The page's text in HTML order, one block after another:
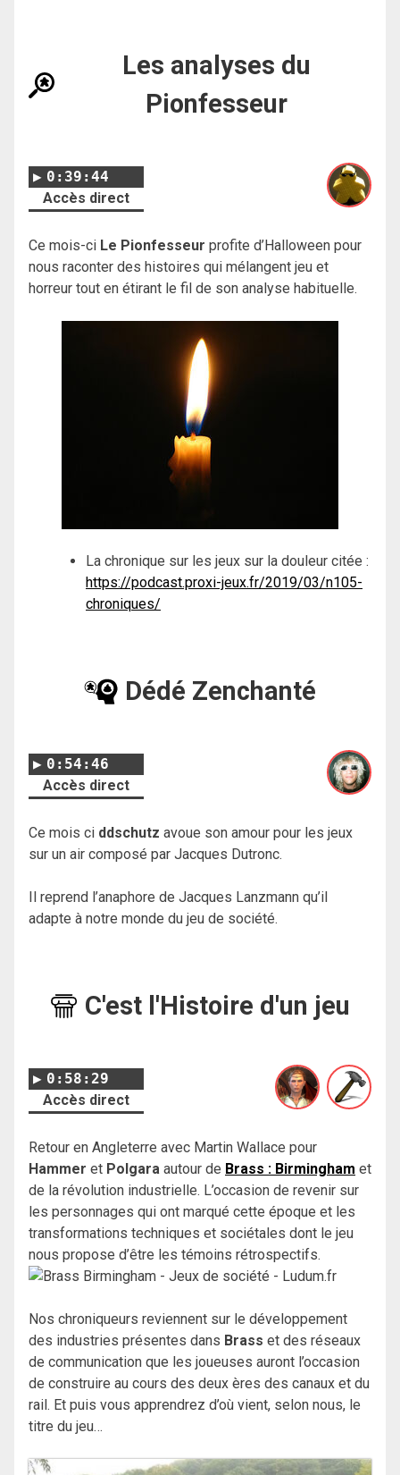
Les analyses du
Pionfesseur
0:39:44
Accès direct
Ce mois-ci Le Pionfesseur profite d’Halloween pour
nous raconter des histoires qui mélangent jeu et
horreur tout en étirant le fil de son analyse habituelle.
La chronique sur les jeux sur la douleur citée :
https://podcast.proxi-jeux.fr/2019/03/n105-
chroniques/
Dédé Zenchanté
0:54:46
Accès direct
Ce mois ci ddschutz avoue son amour pour les jeux
sur un air composé par Jacques Dutronc.
Il reprend l’anaphore de Jacques Lanzmann qu’il
adapte à notre monde du jeu de société.
C'est l'Histoire d'un jeu
0:58:29
Accès direct
Retour en Angleterre avec Martin Wallace pour
Hammer et Polgara autour de Brass : Birmingham et
de la révolution industrielle. L’occasion de revenir sur
les personnages qui ont marqué cette époque et les
transformations techniques et sociétales dont le jeu
nous propose d’être les témoins rétrospectifs.
Nos chroniqueurs reviennent sur le développement
des industries présentes dans Brass et des réseaux
de communication que les joueuses auront l’occasion
de construire au cours des deux ères des canaux et du
rail. Et puis vous apprendrez d’où vient, selon nous, le
titre du jeu…